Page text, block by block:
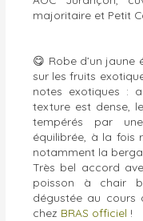
majoritaire et Petit
😋 Robe d’un
sur les fruits
notes exotiques :
texture est dense,
tempérés par
équilibrée, à la fois
notamment la
Très bel accord
poisson à chair
dégustée au cours
chez BRAS officiel !